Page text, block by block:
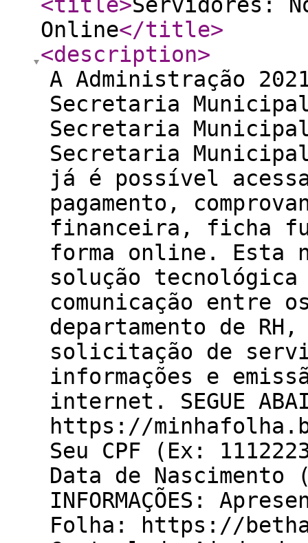
Online</title>
<description>
A Administração
Secretaria
Secretaria
Secretaria
já é possível
pagamento,
financeira, ficha
forma online. Esta
solução tecnológica
comunicação entre
departamento de
solicitação de
informações e
internet. SEGUE
https://
Seu CPF (Ex:
Data de Nascimento
INFORMAÇÕES:
Folha: https://